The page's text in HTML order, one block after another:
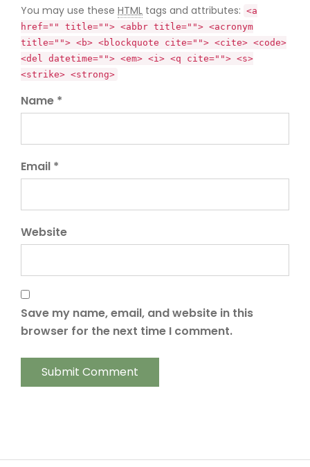
You may use these HTML tags and attributes: <a
href="" title=""> <abbr title=""> <acronym
title=""> <b> <blockquote cite=""> <cite> <code>
<del datetime=""> <em> <i> <q cite=""> <s>
<strike> <strong>
Name *
Email *
Website
Save my name, email, and website in this
browser for the next time I comment.